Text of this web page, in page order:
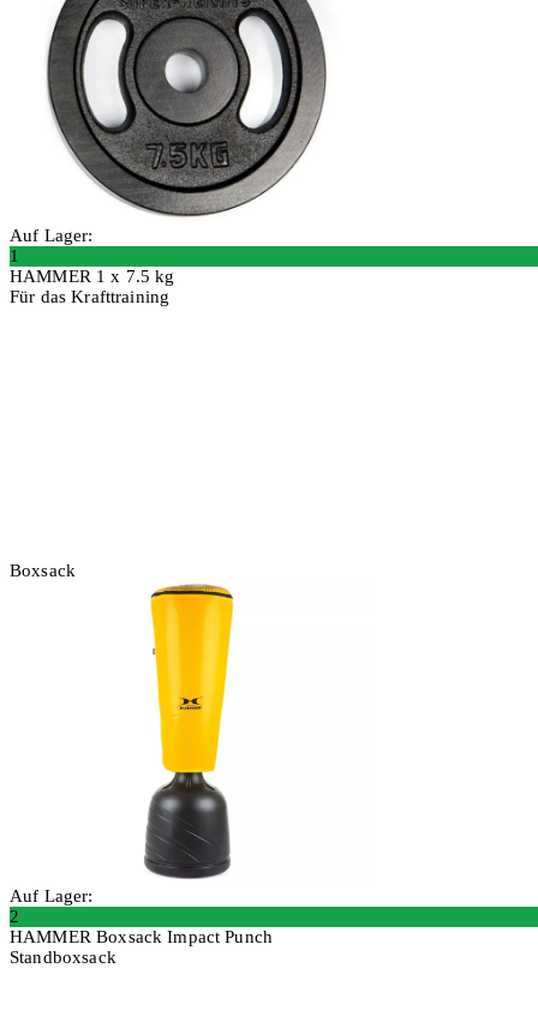
Auf Lager:
1
HAMMER 1 x 7.5 kg
Für das Krafttraining
Boxsack
Auf Lager:
2
HAMMER Boxsack Impact Punch
Standboxsack